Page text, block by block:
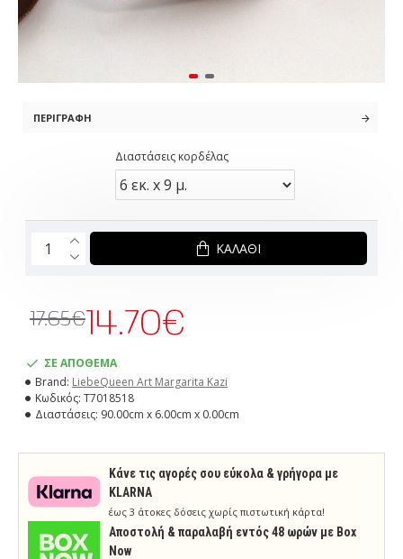
ΠΕΡΙΓΡΑΦΉ
ΣΕ ΑΠΟΘΕΜΑ
Brand: LiebeQueen Art Margarita Kazi
Κωδικός: T7018518
Διαστάσεις: 90.00cm x 6.00cm x 0.00cm
14.70€
17.65€
Διαστάσεις κορδέλας
ΚΑΛΆΘΙ
Κάνε τις αγορές σου εύκολα & γρήγορα με
KLARNA
έως 3 άτοκες δόσεις χωρίς πιστωτική κάρτα!
Aποστολή & παραλαβή εντός 48 ωρών με Box
Now